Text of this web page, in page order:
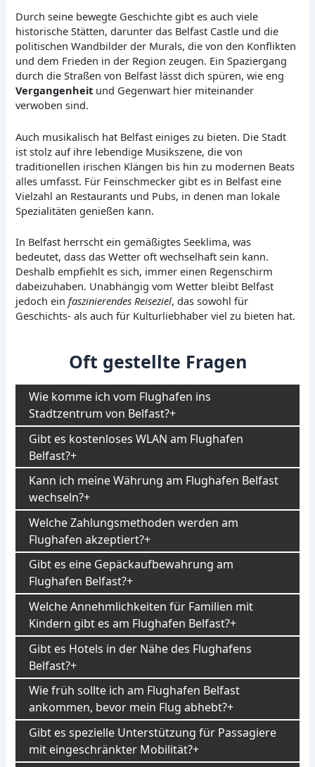
Durch seine bewegte Geschichte gibt es auch viele
historische Stätten, darunter das Belfast Castle und die
politischen Wandbilder der Murals, die von den Konflikten
und dem Frieden in der Region zeugen. Ein Spaziergang
durch die Straßen von Belfast lässt dich spüren, wie eng
Vergangenheit und Gegenwart hier miteinander
verwoben sind.
Auch musikalisch hat Belfast einiges zu bieten. Die Stadt
ist stolz auf ihre lebendige Musikszene, die von
traditionellen irischen Klängen bis hin zu modernen Beats
alles umfasst. Für Feinschmecker gibt es in Belfast eine
Vielzahl an Restaurants und Pubs, in denen man lokale
Spezialitäten genießen kann.
In Belfast herrscht ein gemäßigtes Seeklima, was
bedeutet, dass das Wetter oft wechselhaft sein kann.
Deshalb empfiehlt es sich, immer einen Regenschirm
dabeizuhaben. Unabhängig vom Wetter bleibt Belfast
jedoch einfaszinierendes Reiseziel, das sowohl für
Geschichts- als auch für Kulturliebhaber viel zu bieten hat.
Oft gestellte Fragen
Wie komme ich vom Flughafen ins
Stadtzentrum von Belfast?
Gibt es kostenloses WLAN am Flughafen
Belfast?
Kann ich meine Währung am Flughafen Belfast
wechseln?
Welche Zahlungsmethoden werden am
Flughafen akzeptiert?
Gibt es eine Gepäckaufbewahrung am
Flughafen Belfast?
Welche Annehmlichkeiten für Familien mit
Kindern gibt es am Flughafen Belfast?
Gibt es Hotels in der Nähe des Flughafens
Belfast?
Wie früh sollte ich am Flughafen Belfast
ankommen, bevor mein Flug abhebt?
Gibt es spezielle Unterstützung für Passagiere
mit eingeschränkter Mobilität?